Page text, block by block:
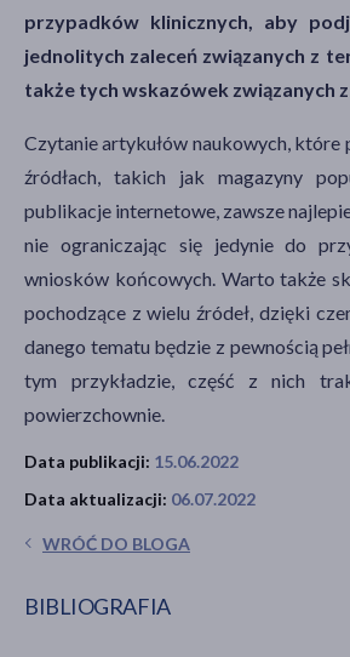
przypadków klinicznych, aby
jednolitych zaleceń związanych z
także tych wskazówek związanych z
Czytanie artykułów naukowych, które
źródłach, takich jak magazyny
publikacje internetowe, zawsze
nie ograniczając się jedynie do
wniosków końcowych. Warto także
pochodzące z wielu źródeł, dzięki
danego tematu będzie z pewnością
tym przykładzie, część z nich
powierzchownie.
Data publikacji: 15.06.2022
Data aktualizacji: 06.07.2022
WRÓĆ DO BLOGA
BIBLIOGRAFIA